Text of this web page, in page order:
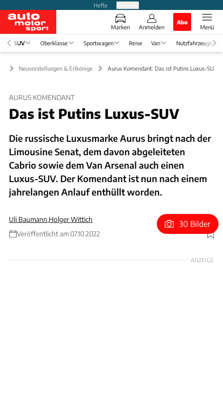
Hefte
Marken Anmelden
Abo
Menü
SUV Oberklasse Sportwagen Reise Van Nutzfahrzeuge
Neuvorstellungen & Erlkönige Aurus Komendant: Das ist Putins Luxus-SUV
AURUS KOMENDANT
Das ist Putins Luxus-SUV
Die russische Luxusmarke Aurus bringt nach der
Limousine Senat, dem davon abgeleiteten
Cabrio sowie dem Van Arsenal auch einen
Luxus-SUV. Der Komendant ist nun nach einem
jahrelangen Anlauf enthüllt worden.
Uli Baumann,Holger Wittich
Veröffentlicht am 07.10.2022
Foto: Aurus
30 Bilder
ANZEIGE